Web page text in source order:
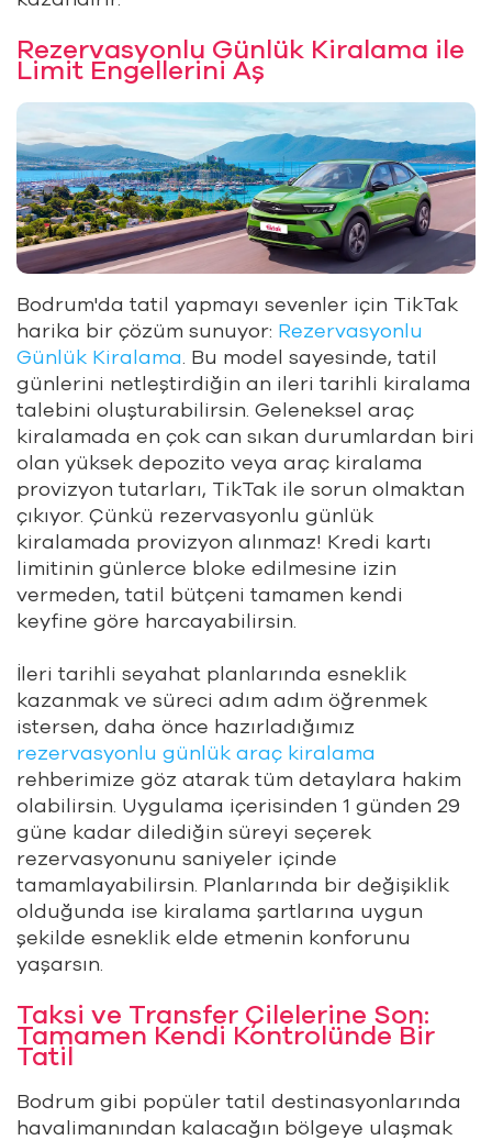
Rezervasyonlu Günlük Kiralama ile
Limit Engellerini Aş
Bodrum'da tatil yapmayı sevenler için TikTak
harika bir çözüm sunuyor: Rezervasyonlu
Günlük Kiralama . Bu model sayesinde, tatil
günlerini netleştirdiğin an ileri tarihli kiralama
talebini oluşturabilirsin. Geleneksel araç
kiralamada en çok can sıkan durumlardan biri
olan yüksek depozito veya araç kiralama
provizyon tutarları, TikTak ile sorun olmaktan
çıkıyor. Çünkü rezervasyonlu günlük
kiralamada provizyon alınmaz! Kredi kartı
limitinin günlerce bloke edilmesine izin
vermeden, tatil bütçeni tamamen kendi
keyfine göre harcayabilirsin.
İleri tarihli seyahat planlarında esneklik
kazanmak ve süreci adım adım öğrenmek
istersen, daha önce hazırladığımız
rezervasyonlu günlük araç kiralama
rehberimize göz atarak tüm detaylara hakim
olabilirsin. Uygulama içerisinden 1 günden 29
güne kadar dilediğin süreyi seçerek
rezervasyonunu saniyeler içinde
tamamlayabilirsin. Planlarında bir değişiklik
olduğunda ise kiralama şartlarına uygun
şekilde esneklik elde etmenin konforunu
yaşarsın.
Taksi ve Transfer Çilelerine Son:
Tamamen Kendi Kontrolünde Bir
Tatil
Bodrum gibi popüler tatil destinasyonlarında
havalimanından kalacağın bölgeye ulaşmak